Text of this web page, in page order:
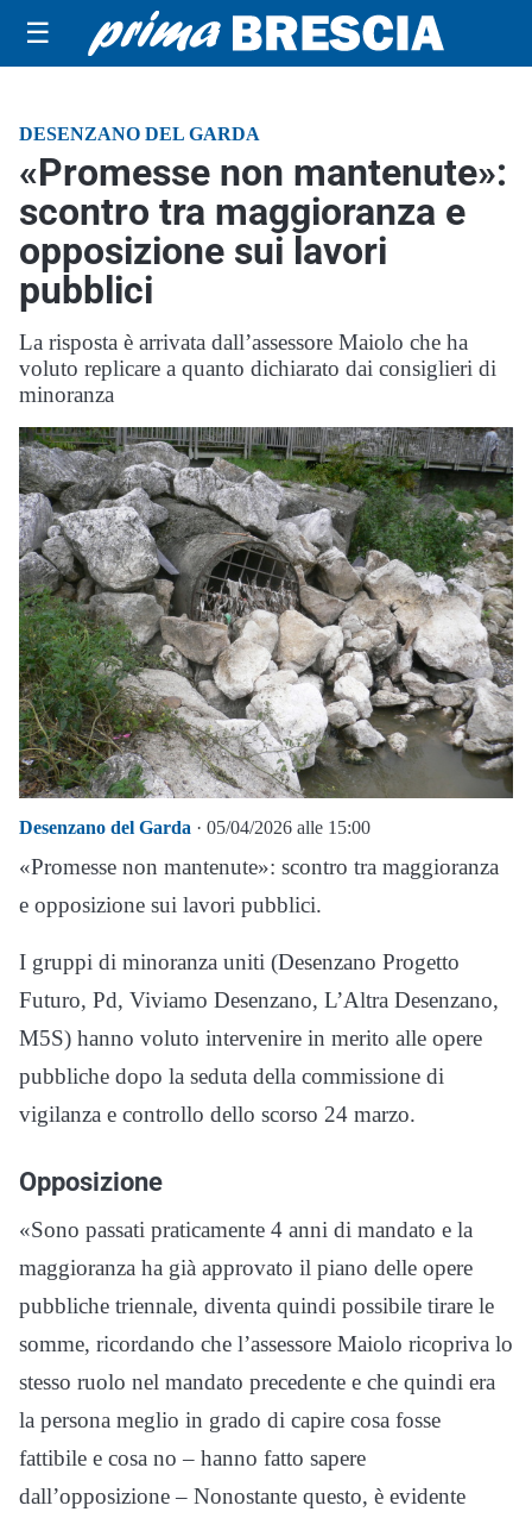
☰
DESENZANO DEL GARDA
«Promesse non mantenute»:
scontro tra maggioranza e
opposizione sui lavori
pubblici
La risposta è arrivata dall’assessore Maiolo che ha
voluto replicare a quanto dichiarato dai consiglieri di
minoranza
Desenzano del Garda · 05/04/2026 alle 15:00
«Promesse non mantenute»: scontro tra maggioranza
e opposizione sui lavori pubblici.
I gruppi di minoranza uniti (Desenzano Progetto
Futuro, Pd, Viviamo Desenzano, L’Altra Desenzano,
M5S) hanno voluto intervenire in merito alle opere
pubbliche dopo la seduta della commissione di
vigilanza e controllo dello scorso 24 marzo.
Opposizione
«Sono passati praticamente 4 anni di mandato e la
maggioranza ha già approvato il piano delle opere
pubbliche triennale, diventa quindi possibile tirare le
somme, ricordando che l’assessore Maiolo ricopriva lo
stesso ruolo nel mandato precedente e che quindi era
la persona meglio in grado di capire cosa fosse
fattibile e cosa no – hanno fatto sapere
dall’opposizione – Nonostante questo, è evidente